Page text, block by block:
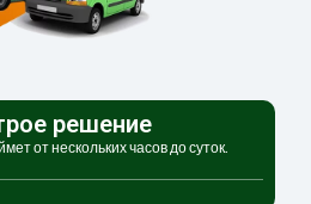
решение
от нескольких часов до суток.